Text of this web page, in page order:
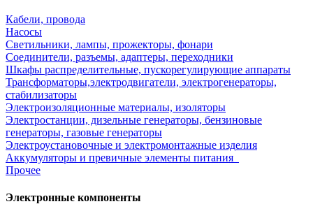
Кабели, провода
Насосы
Светильники, лампы, прожекторы, фонари
Соединители, разъемы, адаптеры, переходники
Шкафы распределительные, пускорегулирующие аппараты
Трансформаторы,электродвигатели, электрогенераторы,
стабилизаторы
Электроизоляционные материалы, изоляторы
Электростанции, дизельные генераторы, бензиновые
генераторы, газовые генераторы
Электроустановочные и электромонтажные изделия
Аккумуляторы и превичные элементы питания
Прочее
Электронные компоненты